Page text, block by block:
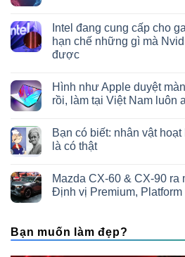
Intel đang cung cấp cho
hạn chế những gì mà
được
Hình như Apple duyệt
rồi, làm tại Việt Nam luôn
Bạn có biết: nhân vật
là có thật
Mazda CX-60 & CX-90 ra
Định vị Premium,
Bạn muốn làm đẹp?